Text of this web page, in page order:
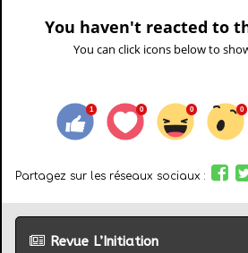
You haven't reacted to
You can click icons below to
Partagez sur les réseaux sociaux :
Revue L’Initiation